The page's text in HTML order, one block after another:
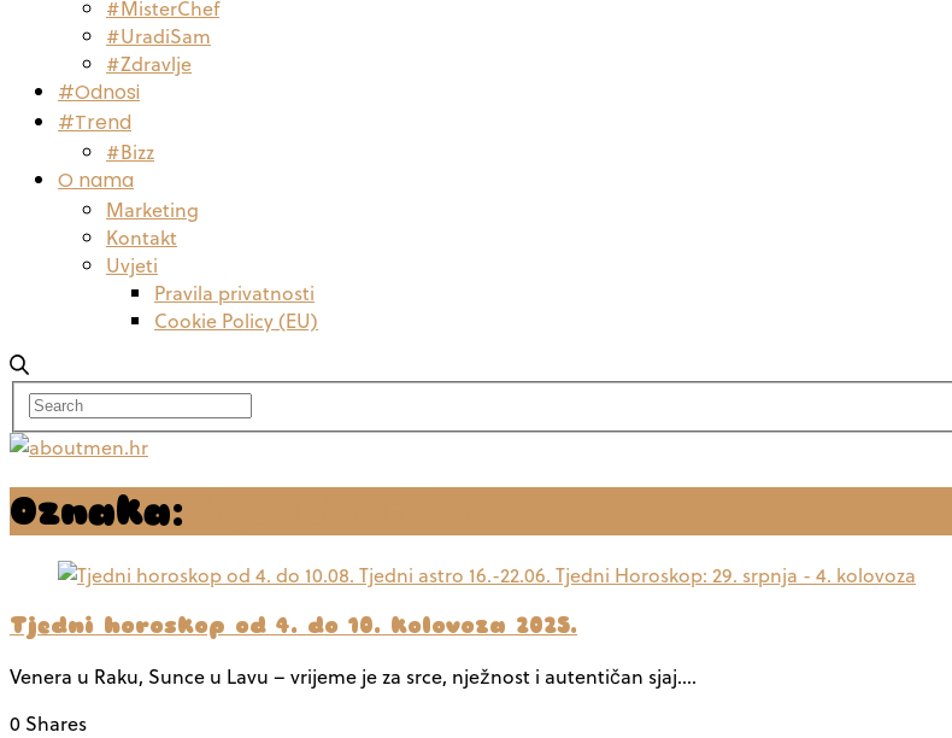
#MisterChef
#UradiSam
#Zdravlje
#Odnosi
#Trend
#Bizz
O nama
Marketing
Kontakt
Uvjeti
Pravila privatnosti
Cookie Policy (EU)
Oznaka:
Tjedni horoskop od 4. do 10. kolovoza 2025.
Venera u Raku, Sunce u Lavu – vrijeme je za srce, nježnost i autentičan sjaj.…
0 Shares